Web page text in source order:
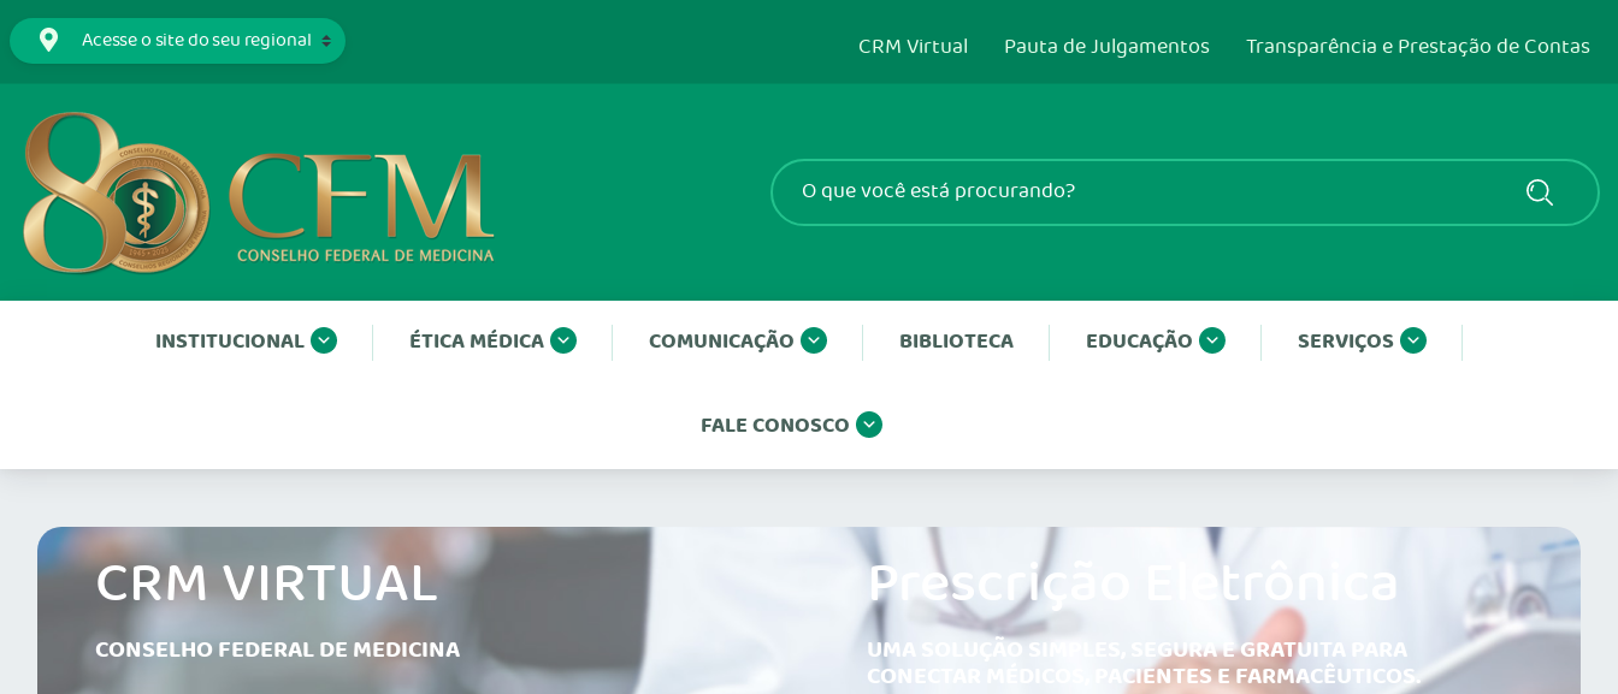
CRM Virtual Pauta de Julgamentos Transparência e Prestação de Contas
INSTITUCIONAL ÉTICA MÉDICA COMUNICAÇÃO BIBLIOTECA EDUCAÇÃO SERVIÇOS
FALE CONOSCO
CRM VIRTUAL
CONSELHO FEDERAL DE MEDICINA
Prescrição Eletrônica
UMA SOLUÇÃO SIMPLES, SEGURA E GRATUITA PARA
CONECTAR MÉDICOS, PACIENTES E FARMACÊUTICOS.